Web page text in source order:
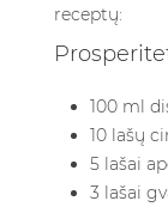
receptų:
100 ml
10 lašų
5 lašai
3 lašai